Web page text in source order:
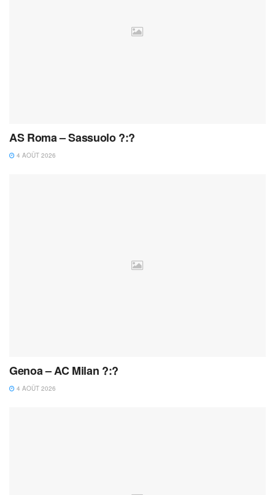
AS Roma – Sassuolo ?:?
4 AOÛT 2026
Genoa – AC Milan ?:?
4 AOÛT 2026